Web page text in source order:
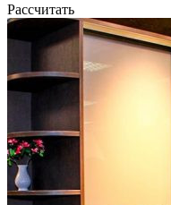
Рассчитать